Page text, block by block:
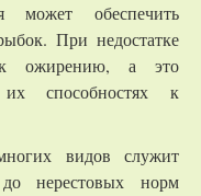
может обеспечить
При недостатке
ожирению, а это
их способностях к
видов служит
нерестовых норм